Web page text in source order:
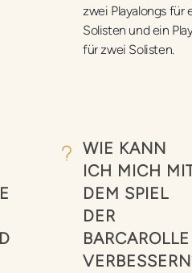
zwei Playalongs für
Solisten und ein
für zwei Solisten.
WIE KANN
ICH MICH
DEM SPIEL
DER
BARCAROLLE